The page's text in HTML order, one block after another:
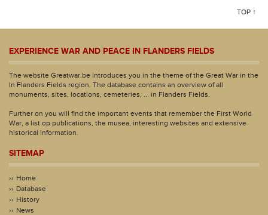
TOP ↑
EXPERIENCE WAR AND PEACE IN FLANDERS FIELDS
The website Greatwar.be introduces you in the theme of the Great War in the
In Flanders Fields region. The database contains an overview of all
monuments, sites, locations, cemeteries, ... in Flanders Fields.
Further on you will find the important events that remember the First World
War, a list op publications, the musea, interesting websites and extensive
historical information.
SITEMAP
Home
Database
History
News